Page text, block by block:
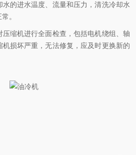
的进水温度、流量和压力，清洗冷却水
。
缩机进行全面检查，包括电机绕组、轴
损坏严重，无法修复，应及时更换新的